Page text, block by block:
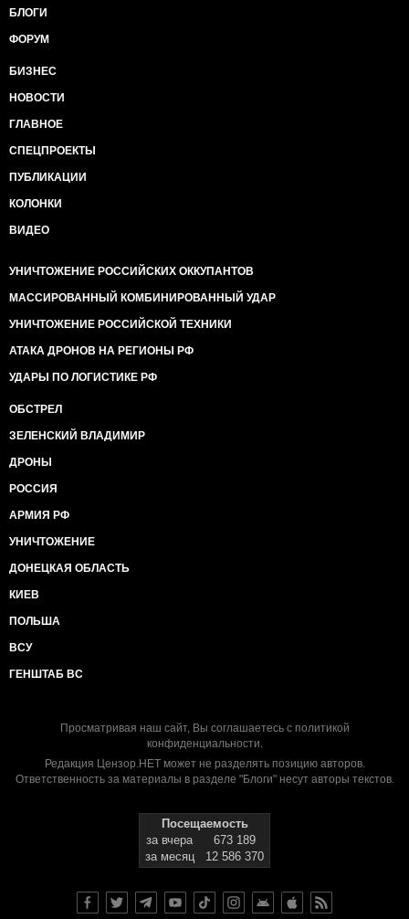
БЛОГИ
ФОРУМ
БИЗНЕС
НОВОСТИ
ГЛАВНОЕ
СПЕЦПРОЕКТЫ
ПУБЛИКАЦИИ
КОЛОНКИ
ВИДЕО
УНИЧТОЖЕНИЕ РОССИЙСКИХ ОККУПАНТОВ
МАССИРОВАННЫЙ КОМБИНИРОВАННЫЙ УДАР
УНИЧТОЖЕНИЕ РОССИЙСКОЙ ТЕХНИКИ
АТАКА ДРОНОВ НА РЕГИОНЫ РФ
УДАРЫ ПО ЛОГИСТИКЕ РФ
ОБСТРЕЛ
ЗЕЛЕНСКИЙ ВЛАДИМИР
ДРОНЫ
РОССИЯ
АРМИЯ РФ
УНИЧТОЖЕНИЕ
ДОНЕЦКАЯ ОБЛАСТЬ
КИЕВ
ПОЛЬША
ВСУ
ГЕНШТАБ ВС
Просматривая наш сайт, Вы соглашаетесь с политикой
конфиденциальности.
Редакция Цензор.НЕТ может не разделять позицию авторов.
Ответственность за материалы в разделе "Блоги" несут авторы текстов.
Посещаемость
за вчера
673 189
за месяц
12 586 370